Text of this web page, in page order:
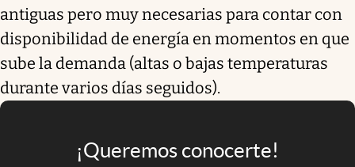
antiguas pero muy necesarias para contar con
disponibilidad de energía en momentos en que
sube la demanda (altas o bajas temperaturas
durante varios días seguidos).
¡Queremos conocerte!